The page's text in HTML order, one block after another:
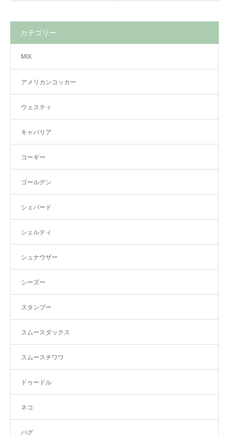
カテゴリー
MIX
アメリカンコッカー
ウェスティ
キャバリア
コーギー
ゴールデン
シェパード
シェルティ
シュナウザー
シーズー
スタンプー
スムースダックス
スムースチワワ
ドゥードル
ネコ
パグ